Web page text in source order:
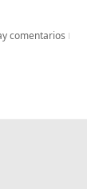
comentarios